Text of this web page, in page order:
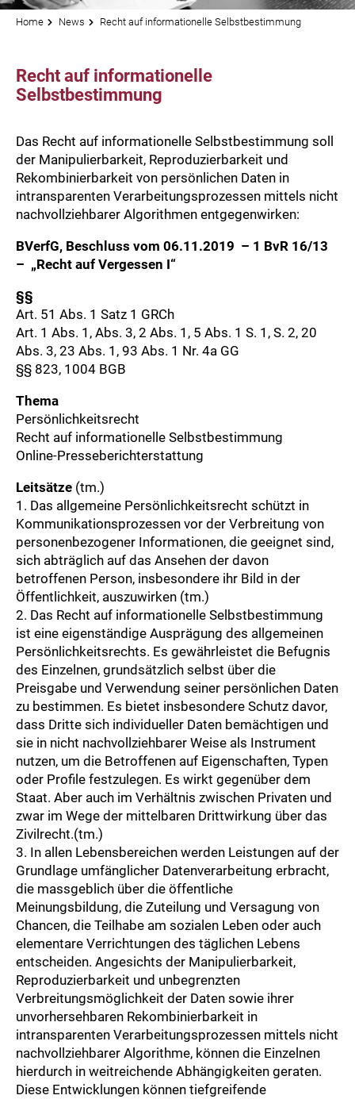
Home News Recht auf informationelle Selbstbestimmung
Recht auf informationelle
Selbstbestimmung
Das Recht auf informationelle Selbstbestimmung soll
der Manipulierbarkeit, Reproduzierbarkeit und
Rekombinierbarkeit von persönlichen Daten in
intransparenten Verarbeitungsprozessen mittels nicht
nachvollziehbarer Algorithmen entgegenwirken:
BVerfG, Beschluss vom 06.11.2019 – 1 BvR 16/13
– „Recht auf Vergessen I“
§§
Art. 51 Abs. 1 Satz 1 GRCh
Art. 1 Abs. 1, Abs. 3, 2 Abs. 1, 5 Abs. 1 S. 1, S. 2, 20
Abs. 3, 23 Abs. 1, 93 Abs. 1 Nr. 4a GG
§§ 823, 1004 BGB
Thema
Persönlichkeitsrecht
Recht auf informationelle Selbstbestimmung
Online-Presseberichterstattung
Leitsätze (tm.)
1. Das allgemeine Persönlichkeitsrecht schützt in
Kommunikationsprozessen vor der Verbreitung von
personenbezogener Informationen, die geeignet sind,
sich abträglich auf das Ansehen der davon
betroffenen Person, insbesondere ihr Bild in der
Öffentlichkeit, auszuwirken (tm.)
2. Das Recht auf informationelle Selbstbestimmung
ist eine eigenständige Ausprägung des allgemeinen
Persönlichkeitsrechts. Es gewährleistet die Befugnis
des Einzelnen, grundsätzlich selbst über die
Preisgabe und Verwendung seiner persönlichen Daten
zu bestimmen. Es bietet insbesondere Schutz davor,
dass Dritte sich individueller Daten bemächtigen und
sie in nicht nachvollziehbarer Weise als Instrument
nutzen, um die Betroffenen auf Eigenschaften, Typen
oder Profile festzulegen. Es wirkt gegenüber dem
Staat. Aber auch im Verhältnis zwischen Privaten und
zwar im Wege der mittelbaren Drittwirkung über das
Zivilrecht.(tm.)
3. In allen Lebensbereichen werden Leistungen auf der
Grundlage umfänglicher Datenverarbeitung erbracht,
die massgeblich über die öffentliche
Meinungsbildung, die Zuteilung und Versagung von
Chancen, die Teilhabe am sozialen Leben oder auch
elementare Verrichtungen des täglichen Lebens
entscheiden. Angesichts der Manipulierbarkeit,
Reproduzierbarkeit und unbegrenzten
Verbreitungsmöglichkeit der Daten sowie ihrer
unvorhersehbaren Rekombinierbarkeit in
intransparenten Verarbeitungsprozessen mittels nicht
nachvollziehbarer Algorithme, können die Einzelnen
hierdurch in weitreichende Abhängigkeiten geraten.
Diese Entwicklungen können tiefgreifende